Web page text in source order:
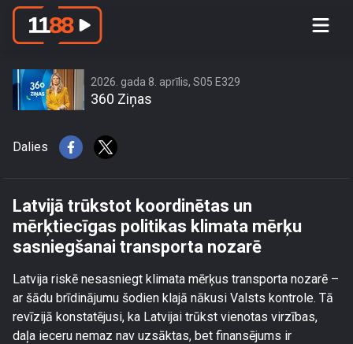
Latvijā trūkstot koordinētas un
sasniegšanai transporta nozarē
2026. gada 8. aprīlis, S05 E329
360 Ziņas
Dalies
Latvijā trūkstot koordinētas un
mērķtiecīgas politikas klimata mērķu
sasniegšanai transporta nozarē
Latvija riskē nesasniegt klimata mērķus transporta nozarē –
ar šādu brīdinājumu šodien klajā nākusi Valsts kontrole. Tā
revīzijā konstatējusi, ka Latvijai trūkst vienotas virzības,
daļa ieceru nemaz nav uzsāktas, bet finansējums ir